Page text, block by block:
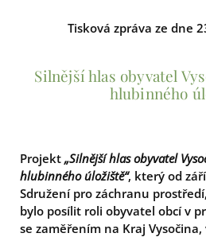
Tisková zpráva ze dne
Silnější hlas obyvatel
hlubinného
Projekt „Silnější hlas obyvatel
hlubinného úložiště“, který od
Sdružení pro záchranu
bylo posílit roli obyvatel obcí v
se zaměřením na Kraj